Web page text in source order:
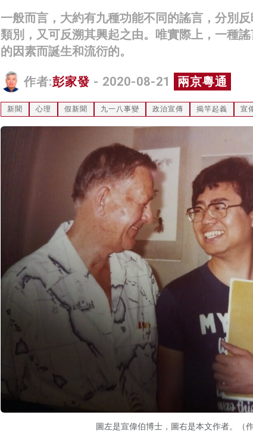
一般而言，大約有九種功能不同的謠言，分別
類別，又可反溯其興起之由。唯實際上，一種
的因素而誕生和流衍的。
作者:彭家發 - 2020-08-21 兩京粵通
新聞 心理 假新聞 九一八事變 政治宣傳 揭竿起義 宣
圖左是宣偉伯博士，圖右是本文作者。（作